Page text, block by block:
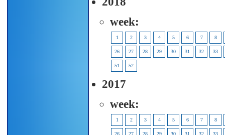
week:
1 2 3 4 5 6 7 8
26 27 28 29 30 31 32 33
51 52
2017
week:
1 2 3 4 5 6 7 8
26 27 28 29 30 31 32 33